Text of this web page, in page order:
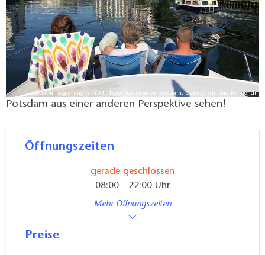
Bootstour regierungsviertel , Foto: Bootstouren-potsdam, Lizenz: Edmond Kelmendi
Potsdam aus einer anderen Perspektive sehen!
Öffnungszeiten
gerade geschlossen
08:00 - 22:00 Uhr
Mehr Öffnungszeiten
Preise